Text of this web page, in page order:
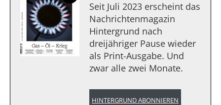
Seit Juli 2023 erscheint das
Nachrichtenmagazin
Hintergrund nach
dreijähriger Pause wieder
als Print-Ausgabe. Und
zwar alle zwei Monate.
HINTERGRUND ABONNIEREN